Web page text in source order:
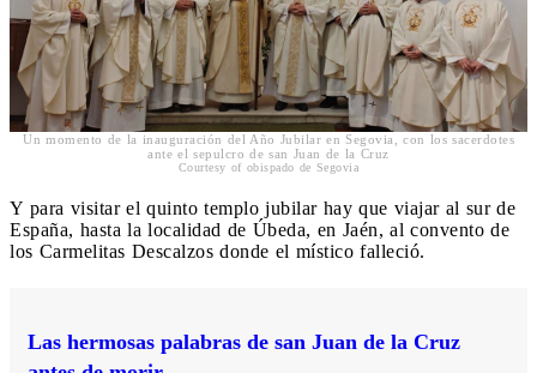
Un momento de la inauguración del Año Jubilar en Segovia, con los sacerdotes
ante el sepulcro de san Juan de la Cruz
Courtesy of obispado de Segovia
Y para visitar el quinto templo jubilar hay que viajar al sur de
España, hasta la localidad de Úbeda, en Jaén, al convento de
los Carmelitas Descalzos donde el místico falleció.
Las hermosas palabras de san Juan de la Cruz